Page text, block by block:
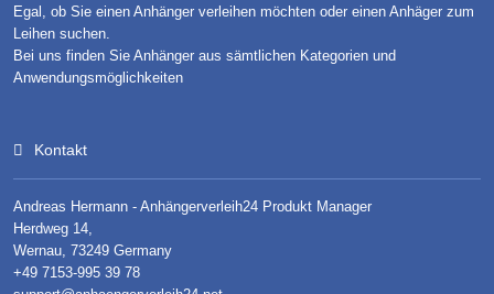
Egal, ob Sie einen Anhänger verleihen möchten oder einen Anhäger zum
Leihen suchen.
Bei uns finden Sie Anhänger aus sämtlichen Kategorien und
Anwendungsmöglichkeiten
Kontakt
Andreas Hermann - Anhängerverleih24 Produkt Manager
Herdweg 14,
Wernau, 73249 Germany
+49 7153-995 39 78